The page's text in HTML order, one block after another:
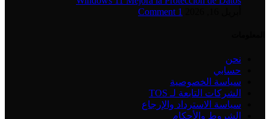
1 Comment
نحن
حسابي
سياسة الخصوصية
الشركات التابعة لـ TOS
سياسة الاسترداد والإرجاع
الشروط والأحكام